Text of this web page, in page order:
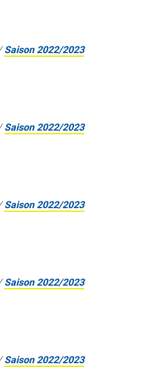
Saison 2022/2023
Saison 2022/2023
Saison 2022/2023
Saison 2022/2023
Saison 2022/2023